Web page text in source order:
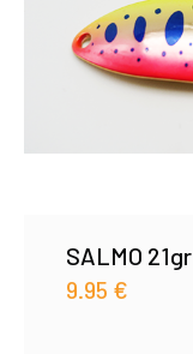
SALMO 21gr
9.95 €